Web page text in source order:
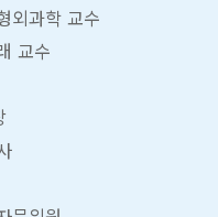
외과학 교수
교수